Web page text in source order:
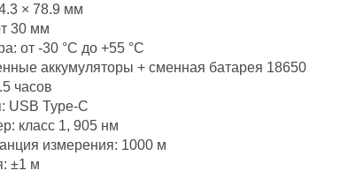
× 78.9 мм
30 мм
от -30 °C до +55 °C
аккумуляторы + сменная батарея 18650
часов
USB Type-C
класс 1, 905 нм
измерения: 1000 м
±1 м